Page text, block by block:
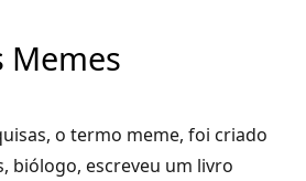
Memes
o termo meme, foi criado
biólogo, escreveu um livro